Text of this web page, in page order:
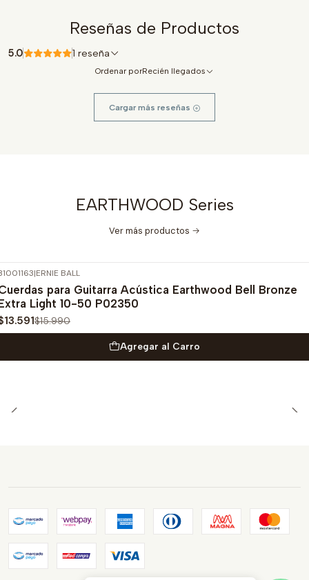
Reseñas de Productos
5.0 1 reseña
Ordenar porRecién llegados
Cargar más reseñas
EARTHWOOD Series
Ver más productos
OFF
|ERNIE BALL
para Guitarra Acústica Earthwood Bell Bronze
Light 10-50 P02350
$15.990
Agregar al Carro